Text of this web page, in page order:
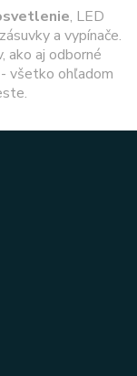
, LED
a vypínače.
ako aj odborné
všetko ohľadom